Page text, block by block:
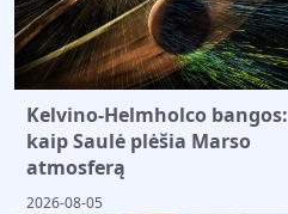
Kelvino-Helmholco bangos:
kaip Saulė plėšia Marso
atmosferą
2026-08-05